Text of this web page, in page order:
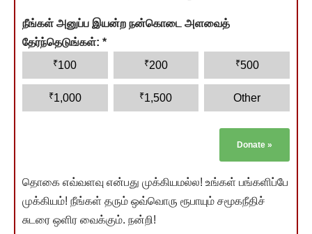
நீங்கள் அனுப்ப இயன்ற நன்கொடை அளவைத்
தேர்ந்தெடுங்கள்: *
₹100 ₹200 ₹500
₹1,000 ₹1,500 Other
Donate »
தொகை எவ்வளவு என்பது முக்கியமல்ல! உங்கள் பங்களிப்பே
முக்கியம்! நீங்கள் தரும் ஒவ்வொரு ரூபாயும் சமூகநீதிச்
சுடரை ஒளிர வைக்கும். நன்றி!